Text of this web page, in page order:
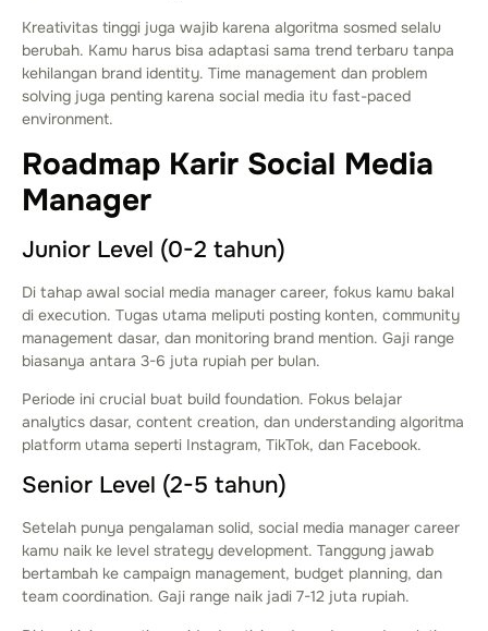
Kreativitas tinggi juga wajib karena algoritma sosmed selalu
berubah. Kamu harus bisa adaptasi sama trend terbaru tanpa
kehilangan brand identity. Time management dan problem
solving juga penting karena social media itu fast-paced
environment.
Roadmap Karir Social Media
Manager
Junior Level (0-2 tahun)
Di tahap awal social media manager career, fokus kamu bakal
di execution. Tugas utama meliputi posting konten, community
management dasar, dan monitoring brand mention. Gaji range
biasanya antara 3-6 juta rupiah per bulan.
Periode ini crucial buat build foundation. Fokus belajar
analytics dasar, content creation, dan understanding algoritma
platform utama seperti Instagram, TikTok, dan Facebook.
Senior Level (2-5 tahun)
Setelah punya pengalaman solid, social media manager career
kamu naik ke level strategy development. Tanggung jawab
bertambah ke campaign management, budget planning, dan
team coordination. Gaji range naik jadi 7-12 juta rupiah.